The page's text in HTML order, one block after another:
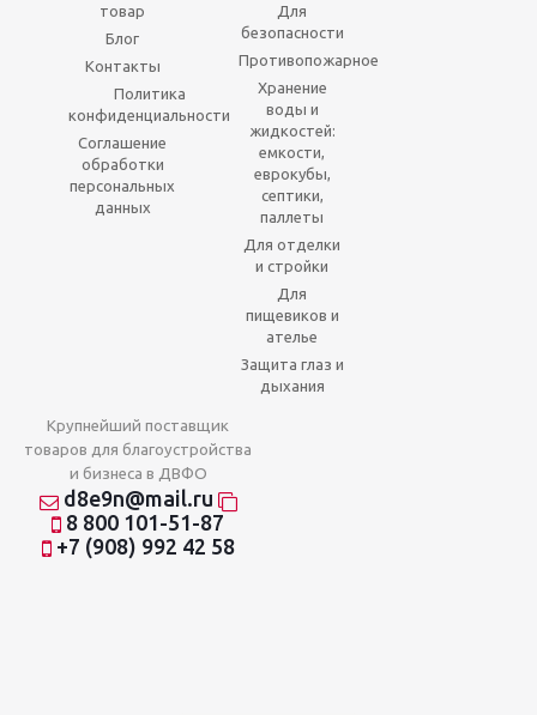
товар
Блог
Контакты
Политика
конфиденциальности
Соглашение
обработки
персональных
данных
Для
безопасности
Противопожарное
Хранение
воды и
жидкостей:
емкости,
еврокубы,
септики,
паллеты
Для отделки
и стройки
Для
пищевиков и
ателье
Защита глаз и
дыхания
Крупнейший поставщик
товаров для благоустройства
и бизнеса в ДВФО
d8e9n@mail.ru
8 800 101-51-87
+7 (908) 992 42 58